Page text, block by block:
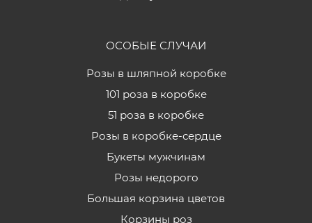
ОСОБЫЕ СЛУЧАИ
Розы в шляпной коробке
101 роза в коробке
51 роза в коробке
Розы в коробке-сердце
Букеты мужчинам
Розы недорого
Большая корзина цветов
Корзины роз